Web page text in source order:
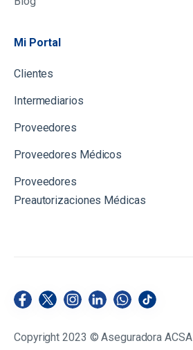
Mi Portal
Clientes
Intermediarios
Proveedores
Proveedores Médicos
Proveedores
Preautorizaciones Médicas
Copyright 2023 © Aseguradora ACSA